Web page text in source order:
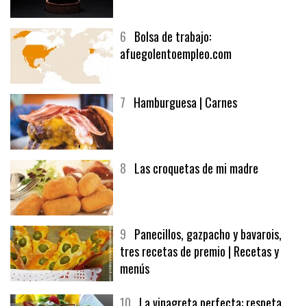
6Bolsa de trabajo:
9Panecillos, gazpacho y bavarois,
tres recetas de premio | Recetas y
menús